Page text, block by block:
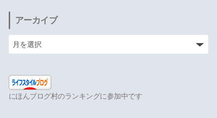
アーカイブ
にほんブログ村のランキングに参加中です